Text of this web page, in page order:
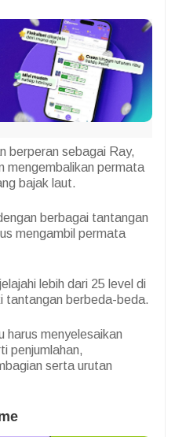
berperan sebagai Ray,
mengembalikan permata
bajak laut.
berbagai tantangan
mengambil permata
lebih dari 25 level di
tantangan berbeda-beda.
harus menyelesaikan
penjumlahan,
serta urutan